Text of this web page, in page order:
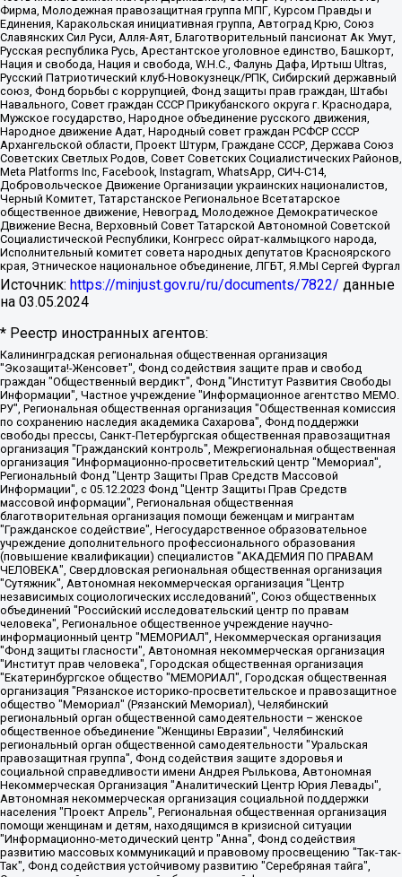
Фирма, Молодежная правозащитная группа МПГ, Курсом Правды и
Единения, Каракольская инициативная группа, Автоград Крю, Союз
Славянских Сил Руси, Алля-Аят, Благотворительный пансионат Ак Умут,
Русская республика Русь, Арестантское уголовное единство, Башкорт,
Нация и свобода, Нация и свобода, W.H.С., Фалунь Дафа, Иртыш Ultras,
Русский Патриотический клуб-Новокузнецк/РПК, Сибирский державный
союз, Фонд борьбы с коррупцией, Фонд защиты прав граждан, Штабы
Навального, Совет граждан СССР Прикубанского округа г. Краснодара,
Мужское государство, Народное объединение русского движения,
Народное движение Адат, Народный совет граждан РСФСР СССР
Архангельской области, Проект Штурм, Граждане СССР, Держава Союз
Советских Светлых Родов, Совет Советских Социалистических Районов,
Meta Platforms Inc, Facebook, Instagram, WhatsApp, СИЧ-С14,
Добровольческое Движение Организации украинских националистов,
Черный Комитет, Татарстанское Региональное Всетатарское
общественное движение, Невоград, Молодежное Демократическое
Движение Весна, Верховный Совет Татарской Автономной Советской
Социалистической Республики, Конгресс ойрат-калмыцкого народа,
Исполнительный комитет совета народных депутатов Красноярского
края, Этническое национальное объединение, ЛГБТ, Я.МЫ Сергей Фургал
Источник: https://minjust.gov.ru/ru/documents/7822/ данные
на 03.05.2024
* Реестр иностранных агентов:
Калининградская региональная общественная организация "Экозащита!-Женсовет", Фонд содействия защите прав и свобод граждан "Общественный вердикт", Фонд "Институт Развития Свободы Информации", Частное учреждение "Информационное агентство МЕМО. РУ", Региональная общественная организация "Общественная комиссия по сохранению наследия академика Сахарова", Фонд поддержки свободы прессы, Санкт-Петербургская общественная правозащитная организация "Гражданский контроль", Межрегиональная общественная организация "Информационно-просветительский центр "Мемориал", Региональный Фонд "Центр Защиты Прав Средств Массовой Информации", с 05.12.2023 Фонд "Центр Защиты Прав Средств массовой информации", Региональная общественная благотворительная организация помощи беженцам и мигрантам "Гражданское содействие", Негосударственное образовательное учреждение дополнительного профессионального образования (повышение квалификации) специалистов "АКАДЕМИЯ ПО ПРАВАМ ЧЕЛОВЕКА", Свердловская региональная общественная организация "Сутяжник", Автономная некоммерческая организация "Центр независимых социологических исследований", Союз общественных объединений "Российский исследовательский центр по правам человека", Региональное общественное учреждение научно-информационный центр "МЕМОРИАЛ", Некоммерческая организация "Фонд защиты гласности", Автономная некоммерческая организация "Институт прав человека", Городская общественная организация "Екатеринбургское общество "МЕМОРИАЛ", Городская общественная организация "Рязанское историко-просветительское и правозащитное общество "Мемориал" (Рязанский Мемориал), Челябинский региональный орган общественной самодеятельности – женское общественное объединение "Женщины Евразии", Челябинский региональный орган общественной самодеятельности "Уральская правозащитная группа", Фонд содействия защите здоровья и социальной справедливости имени Андрея Рылькова, Автономная Некоммерческая Организация "Аналитический Центр Юрия Левады", Автономная некоммерческая организация социальной поддержки населения "Проект Апрель", Региональная общественная организация помощи женщинам и детям, находящимся в кризисной ситуации "Информационно-методический центр "Анна", Фонд содействия развитию массовых коммуникаций и правовому просвещению "Так-так-Так", Фонд содействия устойчивому развитию "Серебряная тайга", Свердловский региональный общественный фонд социальных проектов "Новое время", "Idel.Реалии", Кавказ.Реалии, Крым.Реалии, Телеканал Настоящее Время, Татаро-башкирская служба Радио Свобода (Azatliq Radiosi), Радио Свободная Европа/Радио Свобода (PCE/PC), "Сибирь.Реалии", "Фактограф", Благотворительный фонд помощи осужденным и их семьям, Автономная некоммерческая организация "Институт глобализации и социальных движений", Фонд "В защиту прав заключенных", Частное учреждение "Центр поддержки и содействия развитию средств массовой информации", Пензенский региональный общественный благотворительный фонд "Гражданский союз", "Север.Реалии", Некоммерческая организация Фонд "Правовая инициатива", Общество с ограниченной ответственностью "Радио Свободная Европа/Радио Свобода", Чешское информационное агентство "MEDIUM-ORIENT", Красноярская региональная общественная организация "Мы против СПИДа", Камалягин Денис Николаевич, Маркелов Сергей Евгеньевич, Пономарев Лев Александрович, Савицкая Людмила Алексеевна, Автономная некоммерческая организация "Центр по работе с проблемой насилия "НАСИЛИЮ.НЕТ", Межрегиональный профессиональный союз работников здравоохранения "Альянс врачей", Юридическое лицо, зарегистрированное в Латвийской Республике, SIA "Medusa Project" (регистрационный номер 40103797863, дата регистрации 10.06.2014), Некоммерческая организация "Фонд по борьбе с коррупцией", Автономная некоммерческая организация "Институт права и публичной политики", Баданин Роман Сергеевич, Гликин Максим Александрович, Железнова Мария Михайловна, Лукьянова Юлия Сергеевна, Маетная Елизавета Витальевна, Маняхин Петр Борисович, Чуракова Ольга Владимировна, Ярош Юлия Петровна, Юридическое лицо "The Insider SIA", зарегистрированное в Риге, Латвийская Республика (дата регистрации 26.06.2015), являющееся администратором доменного имени интернет-издания "The Insider SIA", https://theins.ru, Постернак Алексей Евгеньевич, Рубин Михаил Аркадьевич, Анин Роман Александрович, Юридическое лицо Istories fonds, зарегистрированное в Латвийской Республике (регистрационный номер 50008295751, дата регистрации 24.02.2020), Великовский Дмитрий Александрович, Долинина Ирина Николаевна, Мароховская Алеся Алексеевна, Шлейнов Роман Юрьевич, Шмагун Олеся Валентиновна, Общество с ограниченной ответственностью "Альтаир 2021", Общество с ограниченной ответственностью "Вега 2021", Общество с ограниченной ответственностью "Главный редактор 2021", Общество с ограниченной ответственностью "Ромашки монолит", Важенков Артем Валерьевич, Ивановская областная общественная организация "Центр гендерных исследований", Гурман Юрий Альбертович, Медиапроект "ОВД-Инфо", Егоров Владимир Владимирович, Жилинский Владимир Александрович, Общество с ограниченной ответственностью "ЗП", Иванова София Юрьевна, Карезина Инна Павловна, Кильтау Екатерина Викторовна, Петров Алексей Викторович, Пискунов Сергей Евгеньевич, Смирнов Сергей Сергеевич, Тихонов Михаил Сергеевич, Общество с ограниченной ответственностью "ЖУРНАЛИСТ-ИНОСТРАННЫЙ АГЕНТ", Арапова Галина Юрьевна, Вольтская Татьяна Анатольевна, Американская компания "Mason G.E.S. Anonymous Foundation" (США), являющаяся владельцем интернет-издания https://mnews.world/, Компания "Stichting Bellingcat", зарегистрированная в Нидерландах (дата регистрации 11.07.2018), Захаров Андрей Вячеславович, Клепиковская Екатерина Дмитриевна, Общество с ограниченной ответственностью "МЕМО", Перл Роман Александрович, Симонов Евгений Алексеевич, Соловьева Елена Анатольевна, Сотников Даниил Владимирович, Сурначева Елизавета Дмитриевна, Автономная некоммерческая организация по защите прав человека и информированию населения "Якутия – Наше Мнение", Общество с ограниченной ответственностью "Москоу диджитал медиа", с 26.01.2023 Общество с ограниченной ответственностью "Чайка Белые сады", Ветошкина Валерия Валерьевна, Заговора Максим Александрович, Межрегиональное общественное движение "Российская ЛГБТ - сеть", Оленичев Максим Владимирович, Павлов Иван Юрьевич, Скворцова Елена Сергеевна, Общество с ограниченной ответственностью "Как бы инагент", Кочетков Игорь Викторович, Общество с ограниченной ответственностью "Честные выборы", Еланчик Олег Александрович, Общество с ограниченной ответственностью "Нобелевский призыв", Гималова Регина Эмилевна, Григорьев Андрей Валерьевич, Григорьева Алина Александровна, Ассоциация по содействию защите прав призывников, альтернативнослужащих и военнослужащих "Правозащитная группа "Гражданин.Армия.Право", Хисамова Регина Фаритовна, Автономная некоммерческая организация по реализации социально-правовых программ "Лилит", Дальневосточное общественное движение "Маяк", Санкт-Петербургская ЛГБТ-инициативная группа "Выход", Инициативная группа ЛГБТ+ "Реверс", Алексеев Андрей Викторович, Бекбулатова Таисия Львовна, Беляев Иван Михайлович, Владыкина Елена Сергеевна, Гельман Марат Александрович, Никульшина Вероника Юрьевна, Толоконникова Надежда Андреевна, Шендерович Виктор Анатольевич, Общество с ограниченной ответственностью "Данное сообщение", Общество с ограниченной ответственностью Издательский дом "Новая глава", Айнбиндер Александра Александровна, Московский комьюнити-центр для ЛГБТ+инициатив, Благотворительный фонд развития филантропии, Deutsche Welle (Германия, Kurt-Schumacher-Strasse 3, 53113 Bonn), Борзунова Мария Михайловна, Воробьев Виктор Викторович, Голубева Анна Львовна, Константинова Алла Михайловна, Малкова Ирина Владимировна, Мурадов Мурад Абдулгалимович, Осетинская Елизавета Николаевна, Понасенков Евгений Николаевич, Ганапольский Матвей Юрьевич, Киселев Евгений Алексеевич, Борухович Ирина Григорьевна, Дремин Иван Тимофеевич, Дубровский Дмитрий Викторович, Красноярская региональная общественная организация поддержки и развития альтернативных образовательных технологий и межкультурных коммуникаций "ИНТЕРРА", Маяковская Екатерина Алексеевна, Фейгин Марк Захарович, Филимонов Андрей Викторович, Дзугкоева Регина Николаевна, Доброхотов Роман Александрович, Дудь Юрий Александрович, Елкин Сергей Владимирович, Кругликов Кирилл Игоревич, Сабунаева Мария Леонидовна, Семенов Алексей Владимирович, Шаинян Карен Багратович, Шульман Екатерина Михайловна, Асафьев Артур Валерьевич, Вахштайн Виктор Семенович, Венедиктов Алексей Алексеевич, Лушникова Екатерина Евгеньевна, Волков Леонид Михайлович, Невзоров Александр Глебович, Пархоменко Сергей Борисович, Сироткин Ярослав Николаевич, Кара-Мурза Владимир Владимирович, Баранова Наталья Владимировна, Гозман Леонид Яковлевич, Кагарлицкий Борис Юльевич, Климарев Михаил Валерьевич, Милов Владимир Станиславович, Автономная некоммерческая организация Краснодарский центр современного искусства "Типография", Моргенштерн Алишер Тагирович, Соболь Любовь Эдуардовна, Общество с ограниченной ответственностью "ЛИЗА НОРМ", Каспаров Гарри Кимович, Ходорковский Михаил Борисович, Общество с ограниченной ответственностью "Апрельские тезисы", Данилович Ирина Брониславовна, Кашин Олег Владимирович, Петров Николай Владимирович, Пивоваров Алексей Владимирович, Соколов Михаил Владимирович, Цветкова Юлия Владимировна, Чичваркин Евгений Александрович, Комитет против пыток/Команда против пыток, Общество с ограниченной ответственностью "Первый научный", Общество с ограниченной ответственностью "Вертолет и ко", Белоцерковская Вероника Борисовна, Кац Максим Евгеньевич, Лазарева Татьяна Юрьевна, Шаведдинов Руслан Табризович, Яшин Илья Валерьевич, Общество с ограниченной ответственностью "Иноагент ААВ", Алешковский Дмитрий Петрович, Альбац Евгения Марковна, Быков Дмитрий Львович, Галямина Юлия Евгеньевна, Лойко Сергей Леонидович, Мартынов Кирилл Константинович, Медведев Сергей Александрович, Крашенинников Федор Геннадиевич, Гордеева Катерина Вл